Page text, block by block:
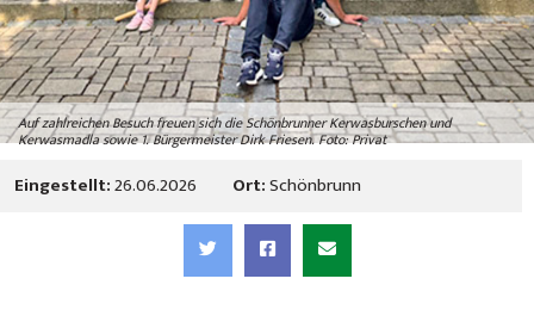
Auf zahlreichen Besuch freuen sich die Schönbrunner Kerwasburschen und
Kerwasmadla sowie 1. Bürgermeister Dirk Friesen. Foto: Privat
Eingestellt:26.06.2026 Ort:Schönbrunn